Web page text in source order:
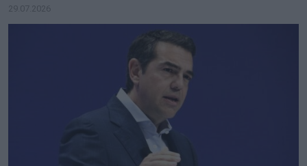
29.07.2026